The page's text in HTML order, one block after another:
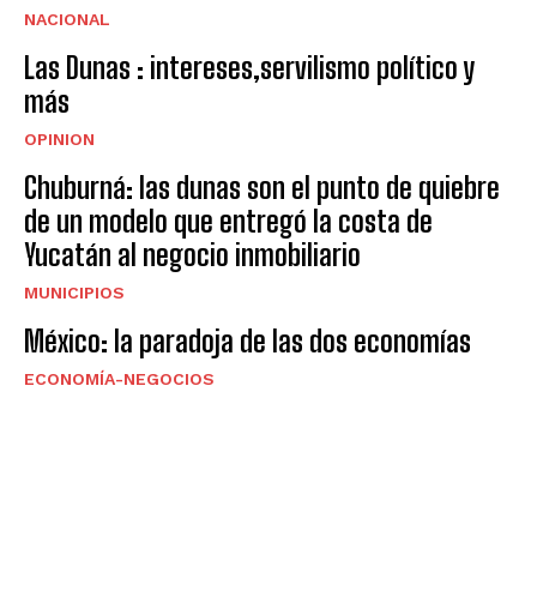
NACIONAL
Las Dunas : intereses,servilismo político y
más
OPINION
Chuburná: las dunas son el punto de quiebre
de un modelo que entregó la costa de
Yucatán al negocio inmobiliario
MUNICIPIOS
México: la paradoja de las dos economías
ECONOMÍA-NEGOCIOS